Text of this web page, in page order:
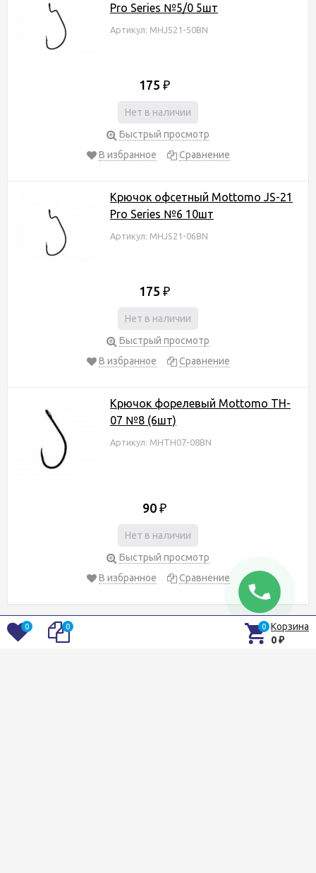
Pro Series №5/0 5шт
Артикул: MHJS21-50BN
175 ₽
Нет в наличии
Быстрый просмотр
В избранное
Сравнение
Крючок офсетный Mottomo JS-21
Pro Series №6 10шт
Артикул: MHJS21-06BN
175 ₽
Нет в наличии
Быстрый просмотр
В избранное
Сравнение
Крючок форелевый Mottomo TH-
07 №8 (6шт)
Артикул: MHTH07-08BN
90 ₽
Нет в наличии
Быстрый просмотр
В избранное
Сравнение
0 0 0 Корзина
0 ₽